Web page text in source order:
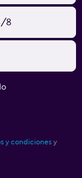
8
y condiciones y